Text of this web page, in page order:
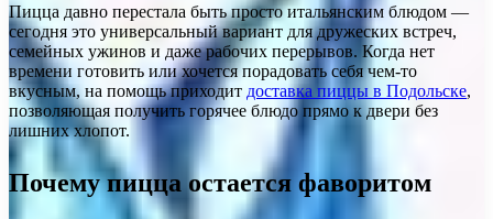
Пицца давно перестала быть просто итальянским блюдом —
сегодня это универсальный вариант для дружеских встреч,
семейных ужинов и даже рабочих перерывов. Когда нет
времени готовить или хочется порадовать себя чем-то
вкусным, на помощь приходит доставка пиццы в Подольске,
позволяющая получить горячее блюдо прямо к двери без
лишних хлопот.
Почему пицца остается фаворитом